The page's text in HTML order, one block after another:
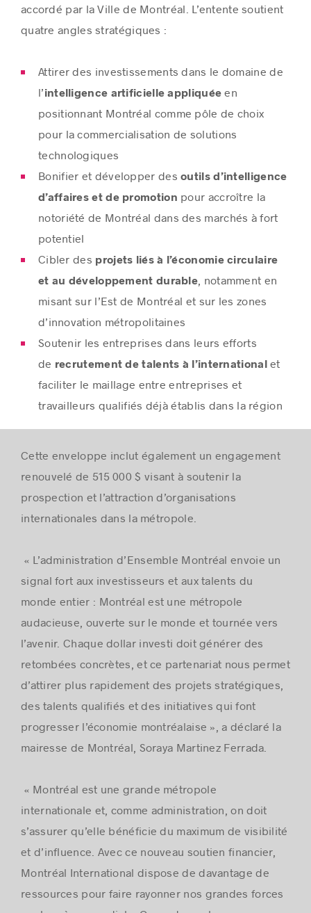
accordé par la Ville de Montréal. L’entente soutient
quatre angles stratégiques :
Attirer des investissements dans le domaine de
l’intelligence artificielle appliquéeen
positionnant Montréal comme pôle de choix
pour la commercialisation de solutions
technologiques
Bonifier et développer desoutils d’intelligence
d’affaires et de promotion pour accroître la
notoriété de Montréal dans des marchés à fort
potentiel
Cibler des projets liés à l’économie circulaire
et au développement durable , notamment en
misant sur l’Est de Montréal et sur les zones
d’innovation métropolitaines
Soutenir les entreprises dans leurs efforts
de recrutement de talents à l’internationalet
faciliter le maillage entre entreprises et
travailleurs qualifiés déjà établis dans la région
Cette enveloppe inclut également un engagement
renouvelé de 515 000 $ visant à soutenir la
prospection et l’attraction d’organisations
internationales dans la métropole.
« L’administration d’Ensemble Montréal envoie un
signal fort aux investisseurs et aux talents du
monde entier : Montréal est une métropole
audacieuse, ouverte sur le monde et tournée vers
l’avenir. Chaque dollar investi doit générer des
retombées concrètes, et ce partenariat nous permet
d’attirer plus rapidement des projets stratégiques,
des talents qualifiés et des initiatives qui font
progresser l’économie montréalaise », a déclaré la
mairesse de Montréal, Soraya Martinez Ferrada.
« Montréal est une grande métropole
internationale et, comme administration, on doit
s’assurer qu’elle bénéficie du maximum de visibilité
et d’influence. Avec ce nouveau soutien financier,
Montréal International dispose de davantage de
ressources pour faire rayonner nos grandes forces